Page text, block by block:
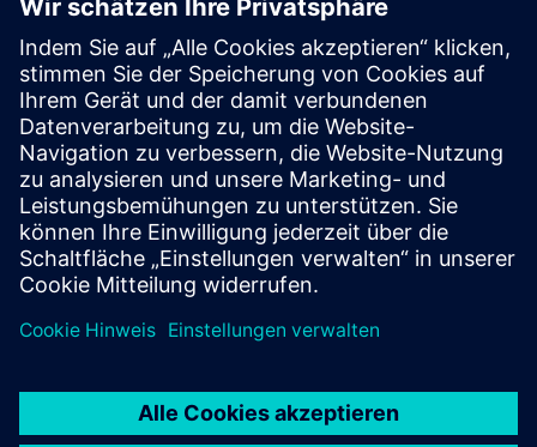
HPCWorks Monitor
Optimieren Sie die Lizenznutzung und die Ausgaben
auf der Grundlage aktueller und historischer Daten.
Erhalten Sie in Echtzeit einen Einblick in die
Verfügbarkeit, Nutzung, den Jobstatus und mehr von
Softwarelizenzen.